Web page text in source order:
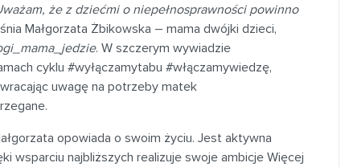
że z dziećmi o niepełnosprawności powinno
Małgorzata Żbikowska – mama dwójki dzieci,
. W szczerym wywiadzie
cyklu #wyłączamytabu #włączamywiedzę,
uwagę na potrzeby matek
opowiada o swoim życiu. Jest aktywna
wsparciu najbliższych realizuje swoje ambicje Więcej